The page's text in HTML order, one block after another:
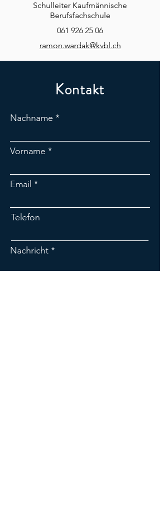
Schulleiter Kaufmännische
Berufsfachschule
061 926 25 06
ramon.wardak@kvbl.ch
Kontakt
Nachname
Vorname
Email
Telefon
Nachricht